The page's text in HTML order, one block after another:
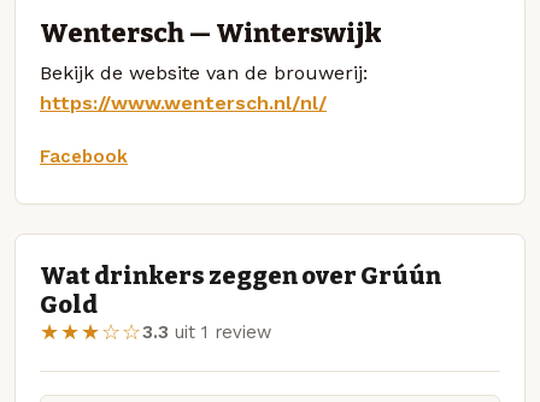
Wentersch — Winterswijk
Bekijk de website van de brouwerij:
https://www.wentersch.nl/nl/
Facebook
Wat drinkers zeggen over Grúún
Gold
★★★☆☆3.3 uit 1 review